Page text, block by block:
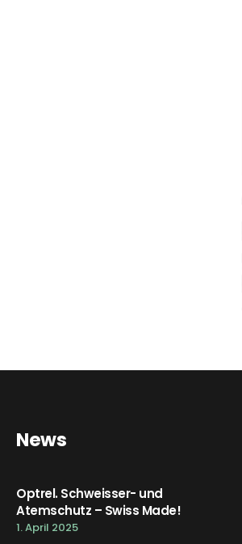
News
Optrel. Schweisser- und
Atemschutz – Swiss Made!
1. April 2025